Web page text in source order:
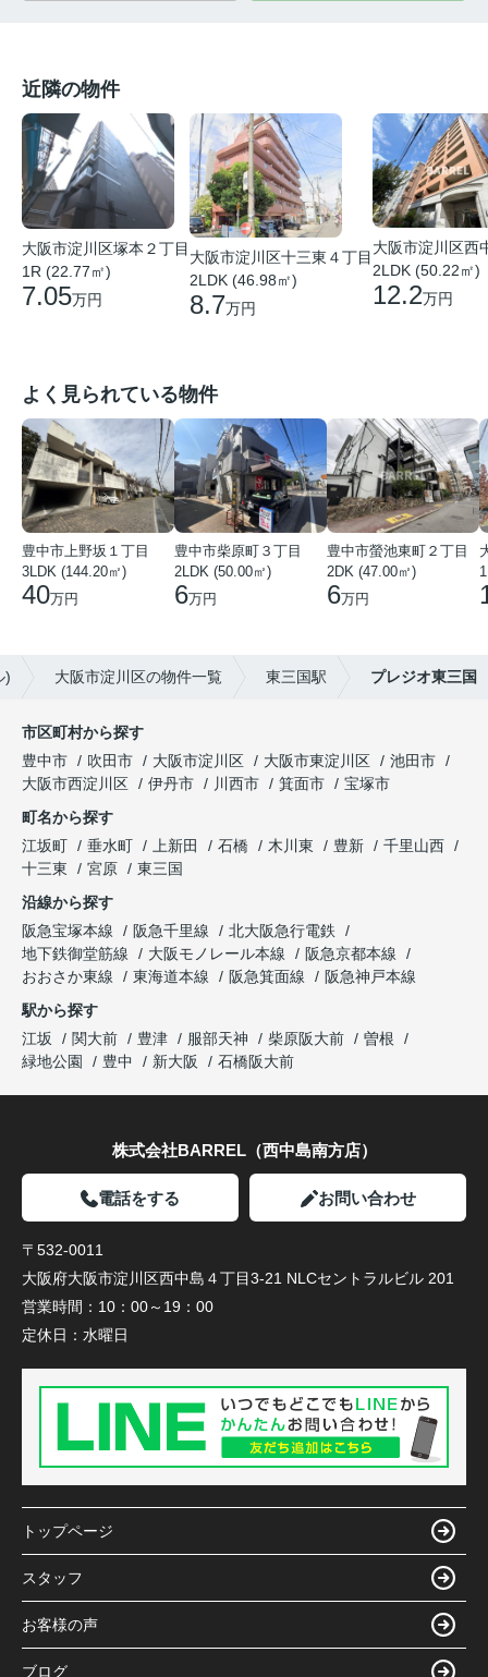
近隣の物件
大阪市淀川区塚本２丁目
1R (22.77㎡)
7.05万円
大阪市淀川区十三東４丁目
2LDK (46.98㎡)
8.7万円
大阪市淀川区西
2LDK (50.22㎡)
12.2万円
よく見られている物件
豊中市上野坂１丁目
3LDK (144.20㎡)
40万円
豊中市柴原町３丁目
2LDK (50.00㎡)
6万円
豊中市螢池東町２丁目
2DK (47.00㎡)
6万円
) 大阪市淀川区の物件一覧 東三国駅 プレジオ東三国
市区町村から探す
豊中市
吹田市 大阪市淀川区 大阪市東淀川区
池田市
大阪市西淀川区
伊丹市 川西市 箕面市
宝塚市
町名から探す
江坂町
垂水町 上新田 石橋 木川東 豊新
千里山西
十三東
宮原
東三国
沿線から探す
阪急宝塚本線
阪急千里線
北大阪急行電鉄
地下鉄御堂筋線
大阪モノレール本線
阪急京都本線
おおさか東線
東海道本線 阪急箕面線
阪急神戸本線
駅から探す
江坂
関大前 豊津 服部天神 柴原阪大前
曽根
緑地公園
豊中 新大阪 石橋阪大前
株式会社BARREL（西中島南方店）
電話をする お問い合わせ
〒532-0011
大阪府大阪市淀川区西中島４丁目3-21 NLCセントラルビル 201
営業時間： 10：00～19：00
定休日： 水曜日
トップページ
スタッフ
お客様の声
ブログ